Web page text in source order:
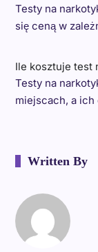
Testy na
się ceną w
Ile kosztuje test
Testy na
miejscach, a
Written By